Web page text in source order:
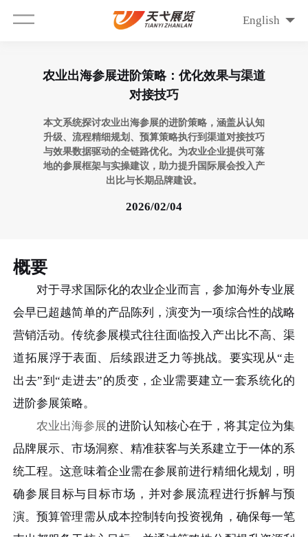
English
农业出海参展进阶策略：优化效果与渠道
对接技巧
本文系统探讨农业出海参展的进阶策略，涵盖从认知
升级、流程精细规划、预算策略执行到渠道对接技巧
与效果数据驱动的全链路优化。为农业企业提供可落
地的参展框架与实操建议，助力提升国际展会投入产
出比与长期品牌建设。
2026/02/04
概要
对于寻求国际化的农业企业而言，参加海外专业展
会早已超越简单的产品陈列，演变为一项综合性的战略
营销活动。传统参展模式往往面临投入产出比不高、渠
道拓展浮于表面、后续跟进乏力等挑战。要实现从“走
出去”到“走进去”的质变，企业需要建立一套系统化的
进阶参展策略。
农业出海参展的进阶认知核心在于，将其定位为集
品牌展示、市场洞察、精准获客与关系建立于一体的系
统工程。这意味着企业需在参展前进行精细化规划，明
确参展目标与目标市场，并对参展流程进行拆解与预
演。预算管理需从成本控制转向投资视角，确保每一笔